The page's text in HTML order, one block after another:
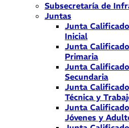
Subsecretaría de
Juntas
Junta
Inicial
Junta
Primaria
Junta
Secundaria
Junta
Técnica y
Junta
Jóvenes y